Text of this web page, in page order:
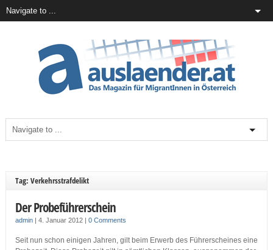
Tag: Verkehrsstrafdelikt
Der Probeführerschein
admin| 4. Januar 2012 | 0 Comments
Seit nun schon einigen Jahren, gilt beim Erwerb des Führerscheines eine